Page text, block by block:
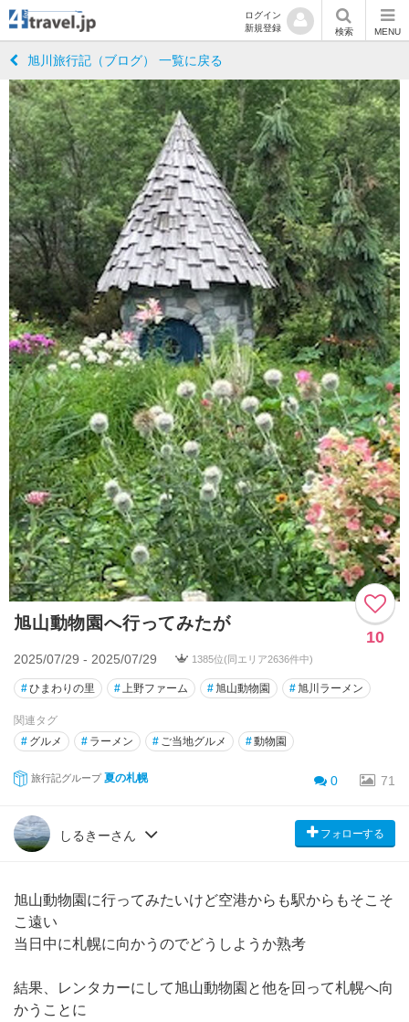
ログイン
新規登録
検索 MENU
旭川旅行記（ブログ） 一覧に戻る
旭山動物園へ行ってみたが
10
2025/07/29 - 2025/07/29 1385位(同エリア2636件中)
#ひまわりの里 #上野ファーム #旭山動物園 #旭川ラーメン
関連タグ
# グルメ # ラーメン # ご当地グルメ #動物園
旅行記グループ 夏の札幌 0 71
しるきーさん フォローする
旭山動物園に行ってみたいけど空港からも駅からもそこそ
こ遠い
当日中に札幌に向かうのでどうしようか熟考
結果、レンタカーにして旭山動物園と他を回って札幌へ向
かうことに